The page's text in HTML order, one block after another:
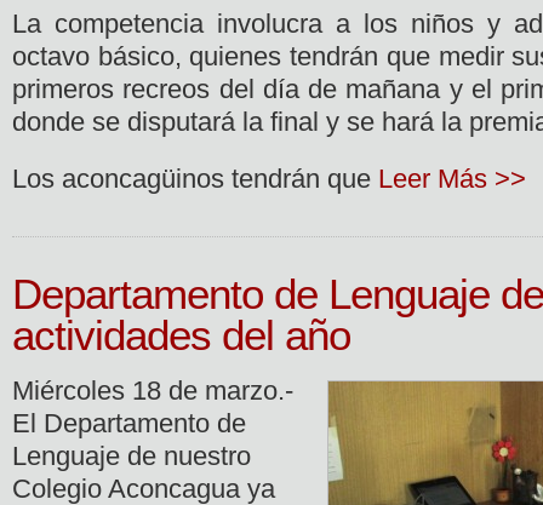
La competencia involucra a los niños y
octavo básico, quienes tendrán que medir
primeros recreos del día de mañana y el
donde se disputará la final y se hará la
Los aconcagüinos tendrán que Leer Más >>
Departamento de Lenguaje
actividades del año
Miércoles 18 de marzo.-
El Departamento de
Lenguaje de nuestro
Colegio Aconcagua ya